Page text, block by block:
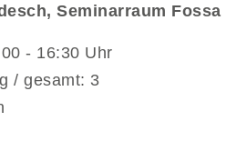
Seminarraum Fossa
- 16:30 Uhr
/ gesamt: 3